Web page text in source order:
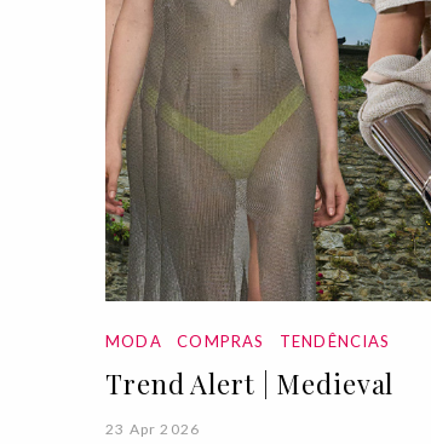
MODA COMPRAS TENDÊNCIAS
Trend Alert | Medieval
23 Apr 2026